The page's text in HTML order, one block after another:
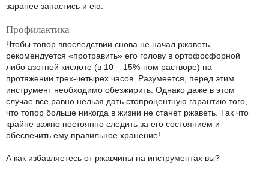
заранее запастись и ею.
Профилактика
Чтобы топор впоследствии снова не начал ржаветь,
рекомендуется «протравить» его голову в ортофосфорной
либо азотной кислоте (в 10 – 15%-ном растворе) на
протяжении трех-четырех часов. Разумеется, перед этим
инструмент необходимо обезжирить. Однако даже в этом
случае все равно нельзя дать стопроцентную гарантию того,
что топор больше никогда в жизни не станет ржаветь. Так что
крайне важно постоянно следить за его состоянием и
обеспечить ему правильное хранение!
А как избавляетесь от ржавчины на инструментах вы?